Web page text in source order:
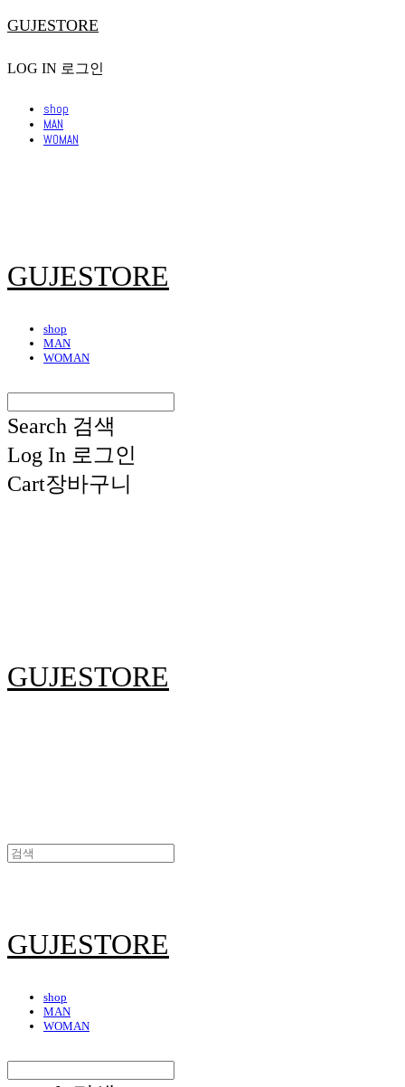
GUJESTORE
LOG IN 로그인
shop
MAN
WOMAN
GUJESTORE
shop
MAN
WOMAN
Search 검색
Log In 로그인
Cart장바구니
GUJESTORE
GUJESTORE
shop
MAN
WOMAN